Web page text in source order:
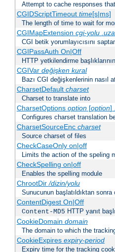
Attempt to cache responses
CGIDScriptTimeout time[s|ms]
The length of time to wait for
CGIMapExtension cgi-yolu
CGI betik yorumlayıcısını
CGIPassAuth On|Off
HTTP yetkilendirme
CGIVar değişken kural
Bazı CGI değişkenlerinin nasıl
CharsetDefault charset
Charset to translate into
CharsetOptions option[option]
Configures charset translation
CharsetSourceEnc charset
Source charset of files
CheckCaseOnly on|off
Limits the action of the speling
CheckSpelling on|off
Enables the spelling module
ChrootDir/dizin/yolu
Sunucunun başlatıldıktan
ContentDigest On|Off
Content-MD5 HTTP yanıt
CookieDomain domain
The domain to which the
CookieExpires expiry-period
Expiry time for the tracking